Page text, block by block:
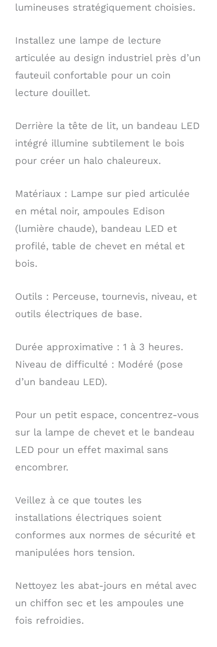
lumineuses stratégiquement choisies.
Installez une lampe de lecture
articulée au design industriel près d’un
fauteuil confortable pour un coin
lecture douillet.
Derrière la tête de lit, un bandeau LED
intégré illumine subtilement le bois
pour créer un halo chaleureux.
Matériaux : Lampe sur pied articulée
en métal noir, ampoules Edison
(lumière chaude), bandeau LED et
profilé, table de chevet en métal et
bois.
Outils : Perceuse, tournevis, niveau, et
outils électriques de base.
Durée approximative : 1 à 3 heures.
Niveau de difficulté : Modéré (pose
d’un bandeau LED).
Pour un petit espace, concentrez-vous
sur la lampe de chevet et le bandeau
LED pour un effet maximal sans
encombrer.
Veillez à ce que toutes les
installations électriques soient
conformes aux normes de sécurité et
manipulées hors tension.
Nettoyez les abat-jours en métal avec
un chiffon sec et les ampoules une
fois refroidies.